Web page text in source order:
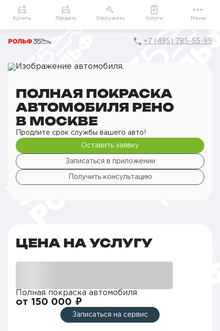
Приложение
Мой РОЛЬФ
Подарки внутри
+7 (495) 785-55-99
Главная
РОЛЬФ Сервис
Сервис Renault
Кузовной ремонт
Покраска кузова
Полная покраска автомобиля
ПОЛНАЯ ПОКРАСКА
АВТОМОБИЛЯ РЕНО
В МОСКВЕ
Продлите срок службы вашего авто!
Оставить заявку
Записаться в приложении
Получить консультацию
ЦЕНА НА УСЛУГУ
Полная покраска автомобиля
от 150 000 ₽
Записаться на сервис
Купить Продать Обслужить Услуги Меню